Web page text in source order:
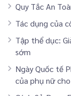
Quy Tắc An
Tác dụng của
Tập thể dục:
sớm
Ngày Quốc tế
của phụ nữ